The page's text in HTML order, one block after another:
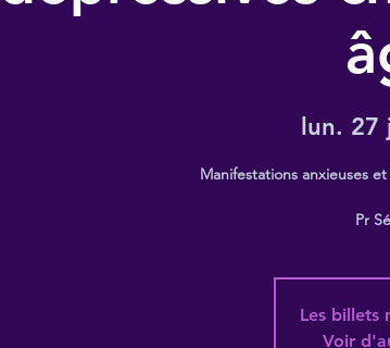
lun. 27
Manifestations anxieuses
Pr
Les billets
Voir